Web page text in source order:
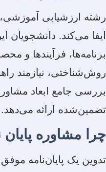
رشته ارزشیابی
ایفا می‌کند.
برنامه‌ها، فرآیندها و
روش‌شناختی، نیازمند
بررسی جامع ابعاد
تضمین‌شده ارائه می‌دهد.
چرا مشاوره
تدوین یک پایان‌نامه